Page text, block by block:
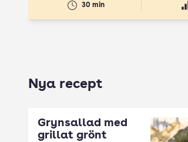
30 min
Nya recept
Grynsallad med
grillat grönt